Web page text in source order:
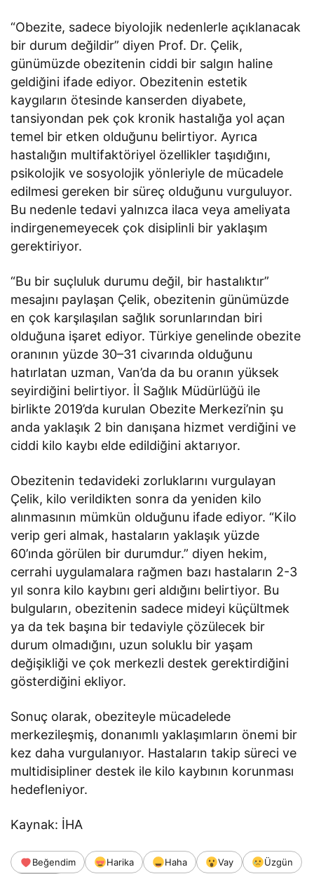
“Obezite, sadece biyolojik nedenlerle açıklanacak
bir durum değildir” diyen Prof. Dr. Çelik,
günümüzde obezitenin ciddi bir salgın haline
geldiğini ifade ediyor. Obezitenin estetik
kaygıların ötesinde kanserden diyabete,
tansiyondan pek çok kronik hastalığa yol açan
temel bir etken olduğunu belirtiyor. Ayrıca
hastalığın multifaktöriyel özellikler taşıdığını,
psikolojik ve sosyolojik yönleriyle de mücadele
edilmesi gereken bir süreç olduğunu vurguluyor.
Bu nedenle tedavi yalnızca ilaca veya ameliyata
indirgenemeyecek çok disiplinli bir yaklaşım
gerektiriyor.
“Bu bir suçluluk durumu değil, bir hastalıktır”
mesajını paylaşan Çelik, obezitenin günümüzde
en çok karşılaşılan sağlık sorunlarından biri
olduğuna işaret ediyor. Türkiye genelinde obezite
oranının yüzde 30–31 civarında olduğunu
hatırlatan uzman, Van’da da bu oranın yüksek
seyirdiğini belirtiyor. İl Sağlık Müdürlüğü ile
birlikte 2019’da kurulan Obezite Merkezi’nin şu
anda yaklaşık 2 bin danışana hizmet verdiğini ve
ciddi kilo kaybı elde edildiğini aktarıyor.
Obezitenin tedavideki zorluklarını vurgulayan
Çelik, kilo verildikten sonra da yeniden kilo
alınmasının mümkün olduğunu ifade ediyor. “Kilo
verip geri almak, hastaların yaklaşık yüzde
60’ında görülen bir durumdur.” diyen hekim,
cerrahi uygulamalara rağmen bazı hastaların 2-3
yıl sonra kilo kaybını geri aldığını belirtiyor. Bu
bulguların, obezitenin sadece mideyi küçültmek
ya da tek başına bir tedaviyle çözülecek bir
durum olmadığını, uzun soluklu bir yaşam
değişikliği ve çok merkezli destek gerektirdiğini
gösterdiğini ekliyor.
Sonuç olarak, obeziteyle mücadelede
merkezileşmiş, donanımlı yaklaşımların önemi bir
kez daha vurgulanıyor. Hastaların takip süreci ve
multidisipliner destek ile kilo kaybının korunması
hedefleniyor.
Kaynak: İHA
Beğendim Harika Haha Vay
Üzgün